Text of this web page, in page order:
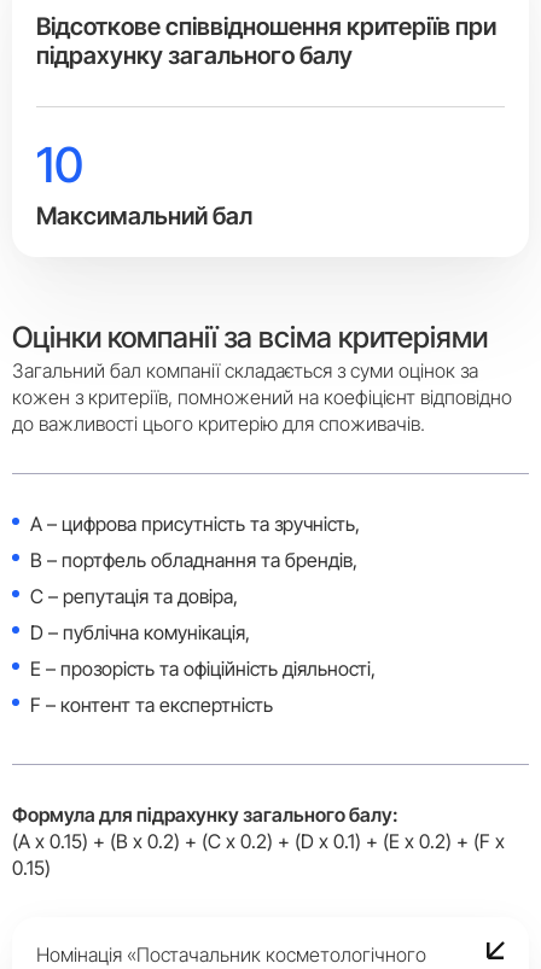
Вiдсоткове співвідношення критеріїв при
підрахунку загального балу
10
Максимальний бал
Оцінки компанії за всіма критеріями
Загальний бал компанії складається з суми оцінок за
кожен з критеріїв, помножений на коефіцієнт відповідно
до важливості цього критерію для споживачів.
A – цифрова присутність та зручність,
B – портфель обладнання та брендів,
C – репутація та довіра,
D – публічна комунікація,
E – прозорість та офіційність діяльності,
F – контент та експертність
Формула для підрахунку загального балу:
(A x 0.15) + (B x 0.2) + (C x 0.2) + (D x 0.1) + (E x 0.2) + (F x
0.15)
Номінація «Постачальник косметологічного